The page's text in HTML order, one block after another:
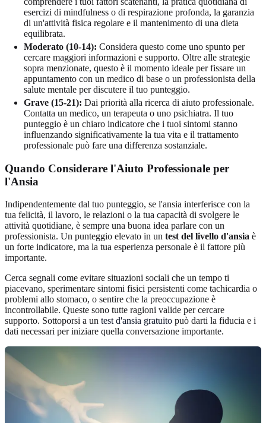
esercizi di mindfulness o di respirazione profonda, la garanzia
di un'attività fisica regolare e il mantenimento di una dieta
equilibrata.
Moderato (10-14): Considera questo come uno spunto per
cercare maggiori informazioni e supporto. Oltre alle strategie
sopra menzionate, questo è il momento ideale per fissare un
appuntamento con un medico di base o un professionista della
salute mentale per discutere il tuo punteggio.
Grave (15-21): Dai priorità alla ricerca di aiuto professionale.
Contatta un medico, un terapeuta o uno psichiatra. Il tuo
punteggio è un chiaro indicatore che i tuoi sintomi stanno
influenzando significativamente la tua vita e il trattamento
professionale può fare una differenza sostanziale.
Quando Considerare l'Aiuto Professionale per
l'Ansia
Indipendentemente dal tuo punteggio, se l'ansia interferisce con la
tua felicità, il lavoro, le relazioni o la tua capacità di svolgere le
attività quotidiane, è sempre una buona idea parlare con un
professionista. Un punteggio elevato in un test del livello d'ansia è
un forte indicatore, ma la tua esperienza personale è il fattore più
importante.
Cerca segnali come evitare situazioni sociali che un tempo ti
piacevano, sperimentare sintomi fisici persistenti come tachicardia o
problemi allo stomaco, o sentire che la preoccupazione è
incontrollabile. Queste sono tutte ragioni valide per cercare
supporto. Sottoporsi a un test d'ansia gratuito può darti la fiducia e i
dati necessari per iniziare quella conversazione importante.